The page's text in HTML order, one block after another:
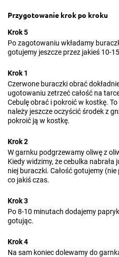
Przygotowanie krok po kroku
Krok 5
Po zagotowaniu wkładamy
gotujemy jeszcze przez jakieś 10-
Krok 1
Czerwone buraczki obrać
ugotowaniu zetrzeć całość na
Cebulę obrać i pokroić w kostkę.
należy jeszcze oczyścić środek z
pokroić ją w kostkę.
Krok 2
W garnku podgrzewamy oliwę z
Kiedy widzimy, że cebulka nabrała
niej buraczki. Całość gotujemy
co jakiś czas.
Krok 3
Po 8-10 minutach dodajemy
gotując.
Krok 4
Na sam koniec dolewamy do